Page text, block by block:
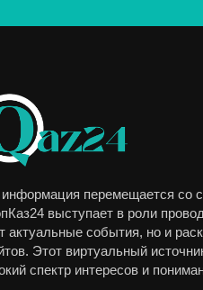
информация перемещается со
выступает в роли
актуальные события, но и
Этот виртуальный
спектр интересов и